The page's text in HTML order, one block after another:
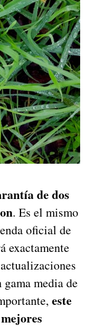
de dos
. Es el mismo
oficial de
exactamente
media de
este